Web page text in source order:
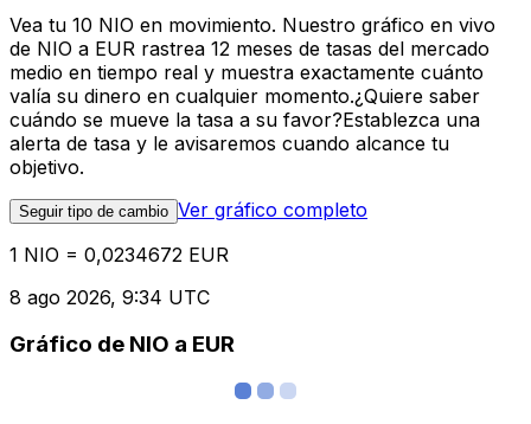
Vea tu 10 NIO en movimiento. Nuestro gráfico en vivo
de NIO a EUR rastrea 12 meses de tasas del mercado
medio en tiempo real y muestra exactamente cuánto
valía su dinero en cualquier momento.¿Quiere saber
cuándo se mueve la tasa a su favor?Establezca una
alerta de tasa y le avisaremos cuando alcance tu
objetivo.
Seguir tipo de cambio Ver gráfico completo
1 NIO = 0,0234672 EUR
8 ago 2026, 9:34 UTC
Gráfico de NIO a EUR